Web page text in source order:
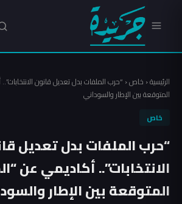
الرئيسية‹ خاص‹ “حرب الملفات بدل تعديل قانون
المتوقعة بين الإطار والسوداني
خاص
“حرب الملفات بدل تعديل
الانتخابات”.. أكاديمي عن
المتوقعة بين الإطار